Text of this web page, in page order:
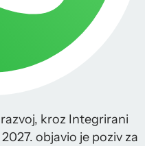
kroz Integrirani
objavio je poziv za